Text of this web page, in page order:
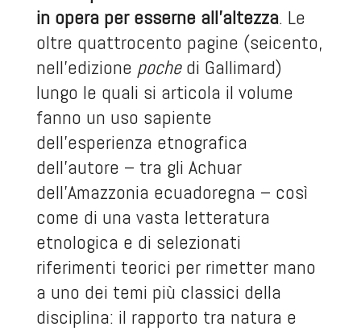
in opera per esserne all’altezza. Le
oltre quattrocento pagine (seicento,
nell’edizione pochedi Gallimard)
lungo le quali si articola il volume
fanno un uso sapiente
dell’esperienza etnografica
dell’autore – tra gli Achuar
dell’Amazzonia ecuadoregna – così
come di una vasta letteratura
etnologica e di selezionati
riferimenti teorici per rimetter mano
a uno dei temi più classici della
disciplina: il rapporto tra natura e